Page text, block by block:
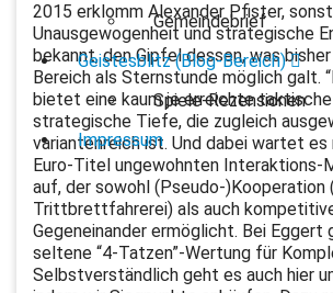
Gemeindebrief
Geistesblitz (Blog-Bereich)
Spiele-Rezensionen
Impressum
2015 erklomm Alexander Pfister,
Unausgewogenheit und strategische
bekannt, den Gipfel dessen, was
Bereich als Sternstunde möglich galt.
bietet eine kaum je erreichte
strategische Tiefe, die zugleich
variantenreich ist. Und dabei wartet
Euro-Titel ungewohnten Interaktions-
auf, der sowohl (Pseudo-)Kooperation
Trittbrettfahrerei) als auch
Gegeneinander ermöglicht. Bei Eggert
seltene “4-Tatzen”-Wertung für
Selbstverständlich geht es auch hier